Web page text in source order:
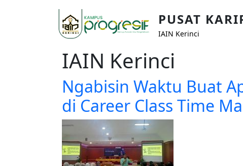
PUSAT
IAIN Kerinci
IAIN Kerinci
Ngabisin Waktu Buat
di Career Class Time